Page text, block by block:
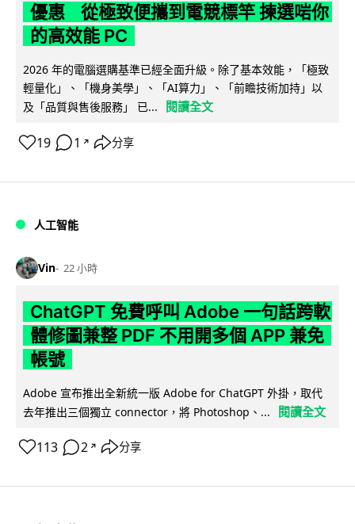
優惠 從極致便攜到電競標竿 揀選啱你
的高效能 PC
2026 年的電腦選購基準已經全面升級。除了基本效能，「極致
輕量化」、「機身美學」、「AI算力」、「前瞻技術加持」以
及「品質與售後服務」 已...
閱讀全文
19 1 ↗ 分享
人工智能
Vin 22 小時
ChatGPT 免費呼叫 Adobe 一句話跨軟
體修圖兼整 PDF 不用開多個 APP 兼免
帳號
Adobe 宣布推出全新統一版 Adobe for ChatGPT 外掛，取代
去年推出三個獨立 connector，將 Photoshop、...
閱讀全文
113 2 ↗ 分享